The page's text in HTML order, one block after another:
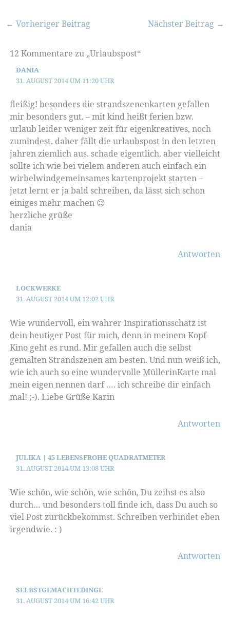
← Vorheriger Beitrag Nächster Beitrag →
12 Kommentare zu „Urlaubspost“
DANIA
31. AUGUST 2014 UM 11:20 UHR
fleißig! besonders die strandszenenkarten gefallen
mir besonders gut. – mit kind heißt ferien bzw.
urlaub leider weniger zeit für eigenkreatives, noch
zumindest. daher fällt die urlaubspost in den letzten
jahren ziemlich aus. schade eigentlich. aber vielleicht
sollte ich wie bei vielem anderen auch einfach ein
wirbelwindgemeinsames kartenprojekt starten –
jetzt lernt er ja bald schreiben, da lässt sich schon
einiges mehr machen 😉
herzliche grüße
dania
Antworten
LOCKWERKE
31. AUGUST 2014 UM 12:02 UHR
Wie wundervoll, ein wahrer Inspirationsschatz ist
dein heutiger Post für mich, denn in meinem Kopf-
Kino geht es rund. Mir gefallen auch die selbst
gemalten Strandszenen am besten. Und nun weiß ich,
wie ich auch so eine wundervolle MüllerinKarte mal
mein eigen nennen darf …. ich schreibe dir einfach
mal! ;-). Liebe Grüße Karin
Antworten
JULIKA | 45 LEBENSFROHE QUADRATMETER
31. AUGUST 2014 UM 13:08 UHR
Wie schön, wie schön, wie schön, Du zeihst es also
durch… und besonders toll finde ich, dass Du auch so
viel Post zurückbekommst. Schreiben verbindet eben
irgendwie. : )
Antworten
SELBSTGEMACHTEDINGE
31. AUGUST 2014 UM 16:42 UHR